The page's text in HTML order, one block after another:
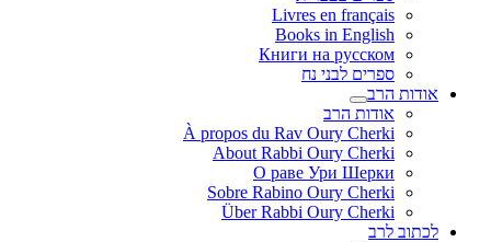
Livres en français
Books in English
Книги на русском
ספרים לבני נח
אודות הרב
אודות הרב
À propos du Rav Oury Cherki
About Rabbi Oury Cherki
О раве Ури Шерки
Sobre Rabino Oury Cherki
Über Rabbi Oury Cherki
לכתוב לרב